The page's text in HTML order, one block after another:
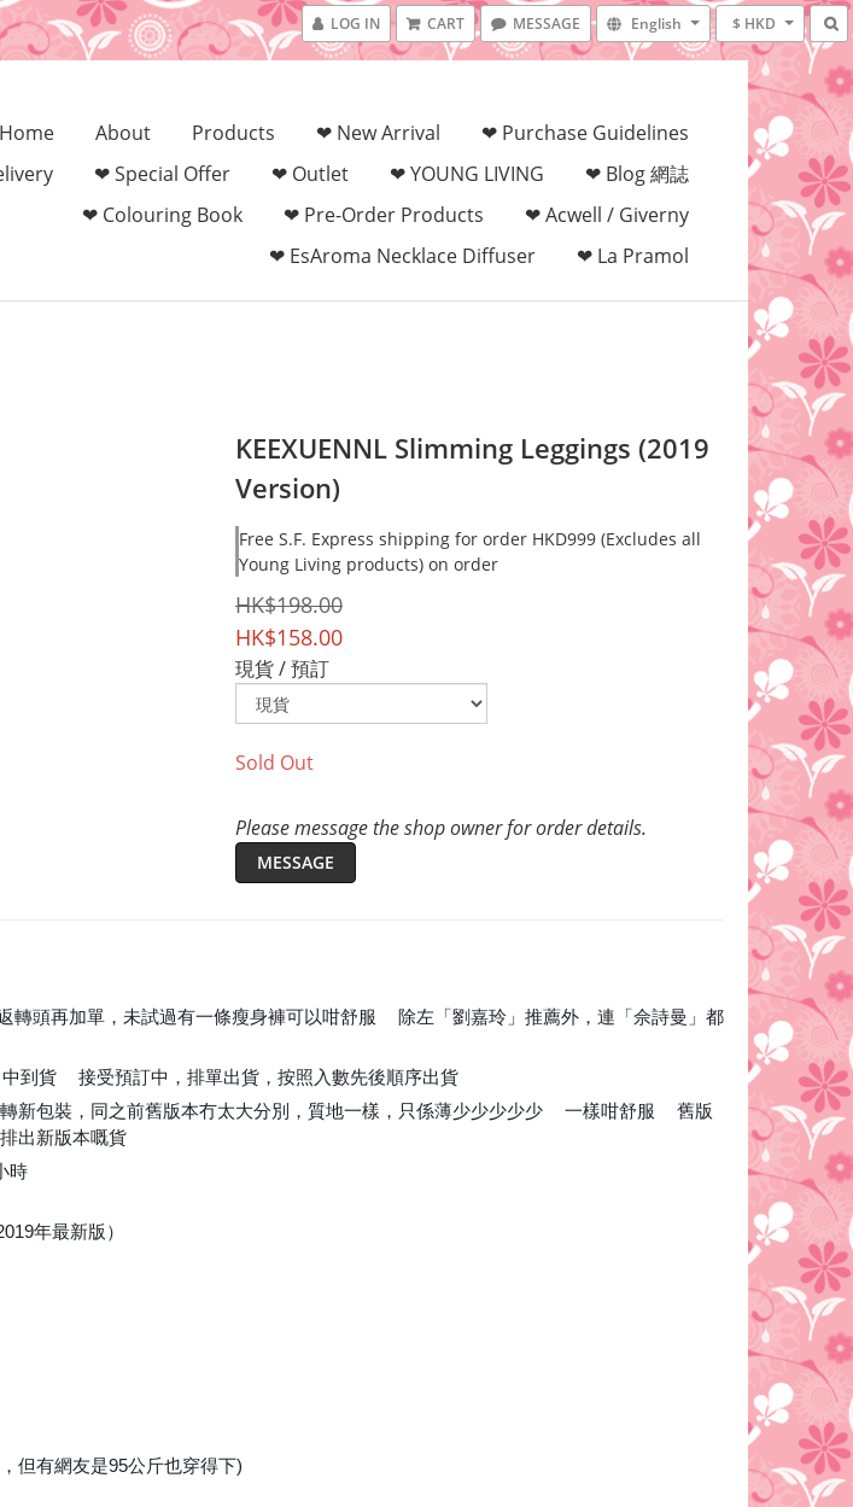
LOG IN CART MESSAGE English $ HKD
Home About Products ❤ New Arrival
❤ Purchase Guidelines
❤ Special Offer ❤ Outlet ❤ YOUNG LIVING
❤ Blog 網誌
❤ Colouring Book‎
❤ Pre-Order Products
❤ Acwell / Giverny
❤ EsAroma Necklace Diffuser
❤ La Pramol
KEEXUENNL Slimming Leggings (2019
Version)
Free S.F. Express shipping for order HKD999 (Excludes all
Young Living products) on order
HK$198.00
HK$158.00
現貨 / 預訂
Sold Out
Please message the shop owner for order details.
MESSAGE
轉頭再加單，未試過有一條瘦身褲可以咁舒服
除左「劉嘉玲」推薦外，連「佘詩曼」都
到貨 接受預訂中，排單出貨，按照入數先後順序出貨
新包裝，同之前舊版本冇太大分別，質地一樣，只係薄少少少少少
一樣咁舒服
舊版
出新版本嘅貨
時
年最新版）
但有網友是95公斤也穿得下)